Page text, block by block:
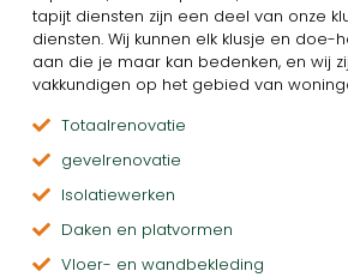
tapijt diensten zijn een deel van onze
diensten. Wij kunnen elk klusje en doe-
aan die je maar kan bedenken, en wij
vakkundigen op het gebied van
Totaalrenovatie
gevelrenovatie
Isolatiewerken
Daken en platvormen
Vloer- en wandbekleding